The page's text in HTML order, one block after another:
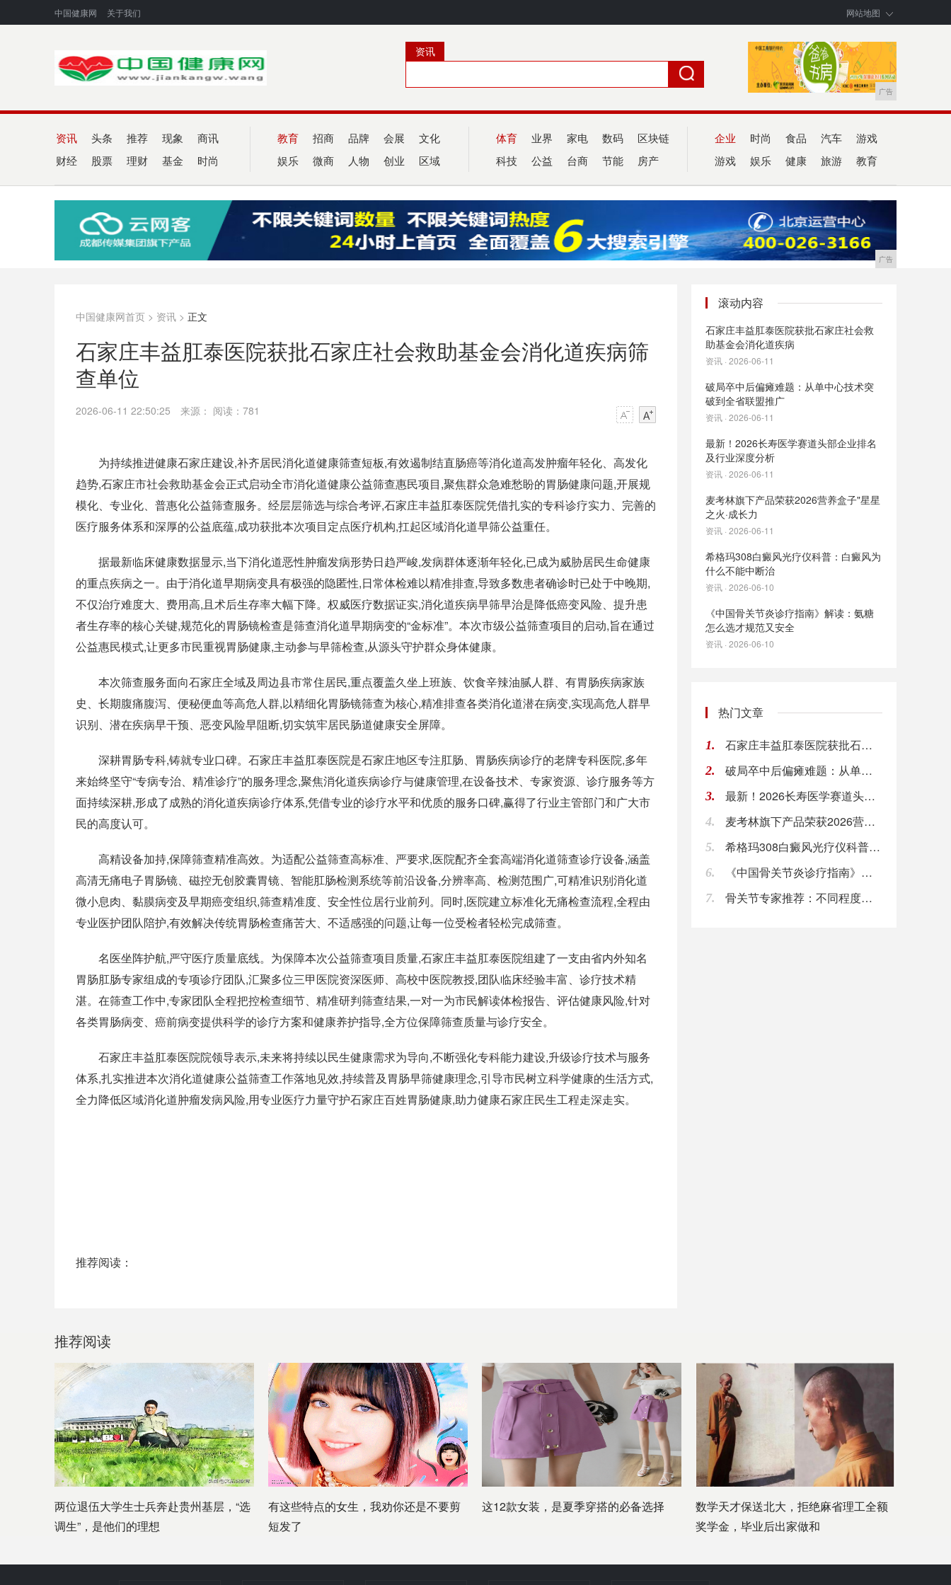
中国健康网 关于我们 网站地图
资讯
广告
资讯 头条 推荐 现象 商讯
财经 股票 理财 基金 时尚
教育 招商 品牌 会展 文化
娱乐 微商 人物 创业 区域
体育 业界 家电 数码 区块链
科技 公益 台商 节能 房产
企业 时尚 食品 汽车 游戏
游戏 娱乐 健康 旅游 教育
广告
中国健康网首页 > 资讯 > 正文
石家庄丰益肛泰医院获批石家庄社会救助基金会消化道疾病筛
查单位
2026-06-11 22:50:25 来源： 阅读：781
为持续推进健康石家庄建设,补齐居民消化道健康筛查短板,有效遏制结直肠癌等消化道高发肿瘤年轻化、高发化
趋势,石家庄市社会救助基金会正式启动全市消化道健康公益筛查惠民项目,聚焦群众急难愁盼的胃肠健康问题,开展规
模化、专业化、普惠化公益筛查服务。经层层筛选与综合考评,石家庄丰益肛泰医院凭借扎实的专科诊疗实力、完善的
医疗服务体系和深厚的公益底蕴,成功获批本次项目定点医疗机构,扛起区域消化道早筛公益重任。
据最新临床健康数据显示,当下消化道恶性肿瘤发病形势日趋严峻,发病群体逐渐年轻化,已成为威胁居民生命健康
的重点疾病之一。由于消化道早期病变具有极强的隐匿性,日常体检难以精准排查,导致多数患者确诊时已处于中晚期,
不仅治疗难度大、费用高,且术后生存率大幅下降。权威医疗数据证实,消化道疾病早筛早治是降低癌变风险、提升患
者生存率的核心关键,规范化的胃肠镜检查是筛查消化道早期病变的“金标准”。本次市级公益筛查项目的启动,旨在通过
公益惠民模式,让更多市民重视胃肠健康,主动参与早筛检查,从源头守护群众身体健康。
本次筛查服务面向石家庄全域及周边县市常住居民,重点覆盖久坐上班族、饮食辛辣油腻人群、有胃肠疾病家族
史、长期腹痛腹泻、便秘便血等高危人群,以精细化胃肠镜筛查为核心,精准排查各类消化道潜在病变,实现高危人群早
识别、潜在疾病早干预、恶变风险早阻断,切实筑牢居民肠道健康安全屏障。
深耕胃肠专科,铸就专业口碑。石家庄丰益肛泰医院是石家庄地区专注肛肠、胃肠疾病诊疗的老牌专科医院,多年
来始终坚守“专病专治、精准诊疗”的服务理念,聚焦消化道疾病诊疗与健康管理,在设备技术、专家资源、诊疗服务等方
面持续深耕,形成了成熟的消化道疾病诊疗体系,凭借专业的诊疗水平和优质的服务口碑,赢得了行业主管部门和广大市
民的高度认可。
高精设备加持,保障筛查精准高效。为适配公益筛查高标准、严要求,医院配齐全套高端消化道筛查诊疗设备,涵盖
高清无痛电子胃肠镜、磁控无创胶囊胃镜、智能肛肠检测系统等前沿设备,分辨率高、检测范围广,可精准识别消化道
微小息肉、黏膜病变及早期癌变组织,筛查精准度、安全性位居行业前列。同时,医院建立标准化无痛检查流程,全程由
专业医护团队陪护,有效解决传统胃肠检查痛苦大、不适感强的问题,让每一位受检者轻松完成筛查。
名医坐阵护航,严守医疗质量底线。为保障本次公益筛查项目质量,石家庄丰益肛泰医院组建了一支由省内外知名
胃肠肛肠专家组成的专项诊疗团队,汇聚多位三甲医院资深医师、高校中医院教授,团队临床经验丰富、诊疗技术精
湛。在筛查工作中,专家团队全程把控检查细节、精准研判筛查结果,一对一为市民解读体检报告、评估健康风险,针对
各类胃肠病变、癌前病变提供科学的诊疗方案和健康养护指导,全方位保障筛查质量与诊疗安全。
石家庄丰益肛泰医院院领导表示,未来将持续以民生健康需求为导向,不断强化专科能力建设,升级诊疗技术与服务
体系,扎实推进本次消化道健康公益筛查工作落地见效,持续普及胃肠早筛健康理念,引导市民树立科学健康的生活方式,
全力降低区域消化道肿瘤发病风险,用专业医疗力量守护石家庄百姓胃肠健康,助力健康石家庄民生工程走深走实。
推荐阅读：
滚动内容
石家庄丰益肛泰医院获批石家庄社会救
助基金会消化道疾病
资讯 · 2026-06-11
破局卒中后偏瘫难题：从单中心技术突
破到全省联盟推广
资讯 · 2026-06-11
最新！2026长寿医学赛道头部企业排名
及行业深度分析
资讯 · 2026-06-11
麦考林旗下产品荣获2026营养盒子"星星
之火·成长力
资讯 · 2026-06-11
希格玛308白癜风光疗仪科普：白癜风为
什么不能中断治
资讯 · 2026-06-10
《中国骨关节炎诊疗指南》解读：氨糖
怎么选才规范又安全
资讯 · 2026-06-10
热门文章
1. 石家庄丰益肛泰医院获批石家庄社会救助基金会消化
2. 破局卒中后偏瘫难题：从单中心技术突破到全省联盟
3. 最新！2026长寿医学赛道头部企业排名及行业深
4. 麦考林旗下产品荣获2026营养盒子"星星之火·
5. 希格玛308白癜风光疗仪科普：白癜风为什么不能
6. 《中国骨关节炎诊疗指南》解读：氨糖怎么选才规范
7. 骨关节专家推荐：不同程度的骨关节问题如何选择氨
推荐阅读
两位退伍大学生士兵奔赴贵州基层，“选
调生”，是他们的理想
有这些特点的女生，我劝你还是不要剪
短发了
这12款女装，是夏季穿搭的必备选择
数学天才保送北大，拒绝麻省理工全额
奖学金，毕业后出家做和